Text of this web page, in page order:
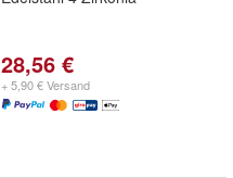
28,56 €
+ 5,90 € Versand